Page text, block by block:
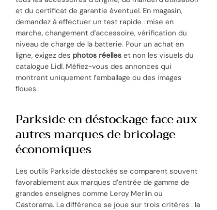
et du certificat de garantie éventuel. En magasin,
demandez à effectuer un test rapide : mise en
marche, changement d’accessoire, vérification du
niveau de charge de la batterie. Pour un achat en
ligne, exigez des photos réelles et non les visuels du
catalogue Lidl. Méfiez-vous des annonces qui
montrent uniquement l’emballage ou des images
floues.
Parkside en déstockage face aux
autres marques de bricolage
économiques
Les outils Parkside déstockés se comparent souvent
favorablement aux marques d’entrée de gamme de
grandes enseignes comme Leroy Merlin ou
Castorama. La différence se joue sur trois critères : la